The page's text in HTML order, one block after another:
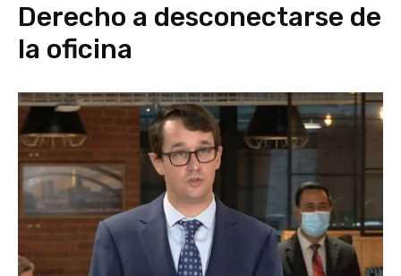
Derecho a desconectarse de
la oficina